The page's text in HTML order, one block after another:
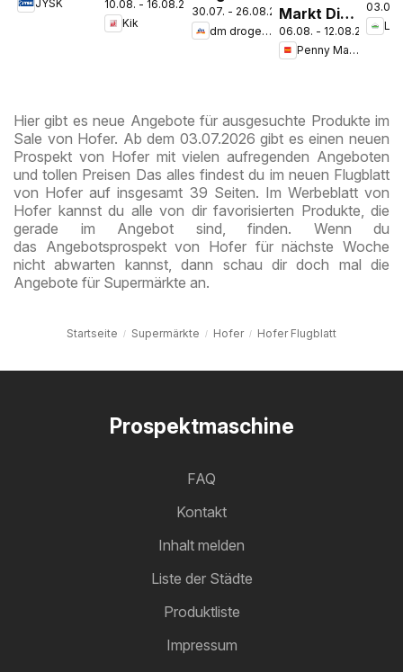
Spare Bis
JYSK
der Schule
10.08. - 16.08.2026
Kik
markt
Journal
30.07. - 26.08.2026
dm drogerie markt
Markt Die
ganze
Woche
06.08. - 12.08.2026
Penny Markt
03.08.
Hier gibt es neue Angebote für ausgesuchte Produkte im
Sale von Hofer. Ab dem 03.07.2026 gibt es einen neuen
Prospekt von Hofer mit vielen aufregenden Angeboten
und tollen Preisen Das alles findest du im neuen Flugblatt
von Hofer auf insgesamt 39 Seiten. Im Werbeblatt von
Hofer kannst du alle von dir favorisierten Produkte, die
gerade im Angebot sind, finden. Wenn du
das Angebotsprospekt von Hofer für nächste Woche
nicht abwarten kannst, dann schau dir doch mal die
Angebote für Supermärkte an.
Startseite Supermärkte Hofer Hofer Flugblatt
Prospektmaschine
FAQ
Kontakt
Inhalt melden
Liste der Städte
Produktliste
Impressum